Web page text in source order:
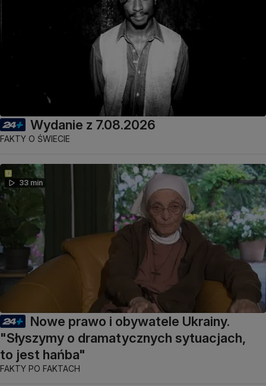
Wydanie z 7.08.2026
FAKTY O ŚWIECIE
33 min
Nowe prawo i obywatele Ukrainy.
"Słyszymy o dramatycznych sytuacjach,
to jest hańba"
FAKTY PO FAKTACH